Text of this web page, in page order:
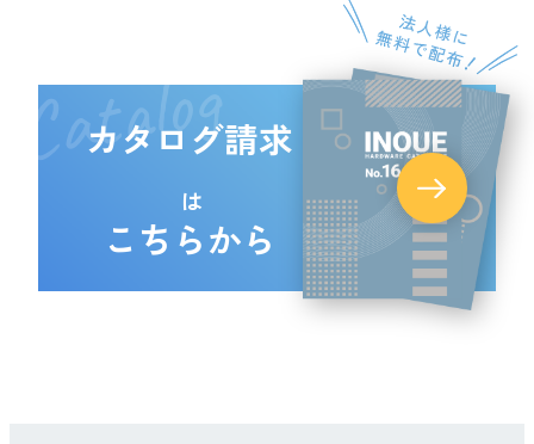
Catalog
カタログ請求
は
こちらから